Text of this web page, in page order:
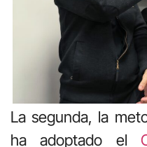
La segunda, la
ha adoptado el